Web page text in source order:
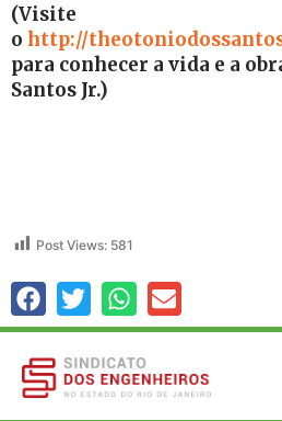
(Visite
o http://
para conhecer a vida e a
Santos Jr.)
Post Views: 581